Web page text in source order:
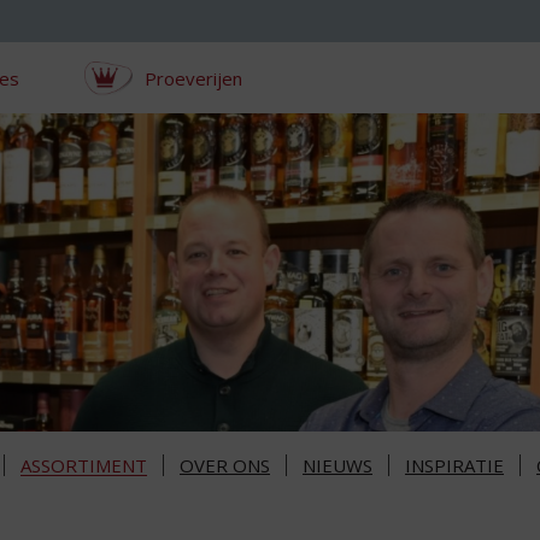
Proeverijen
ASSORTIMENT OVER ONS NIEUWS INSPIRATIE